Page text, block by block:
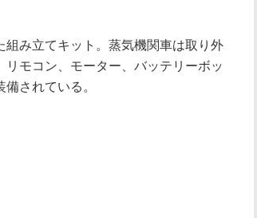
み立てキット。蒸気機関車は取り外
モコン、モーター、バッテリーボッ
されている。